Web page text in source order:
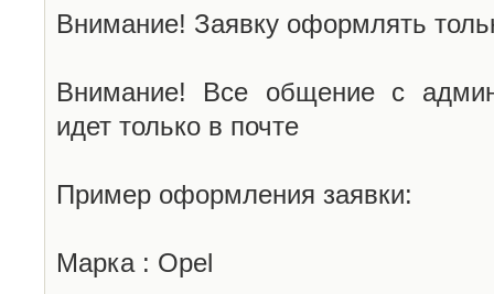
Внимание! Заявку оформлять
Внимание! Все общение с
идет только в почте
Пример оформления заявки:
Марка : Opel